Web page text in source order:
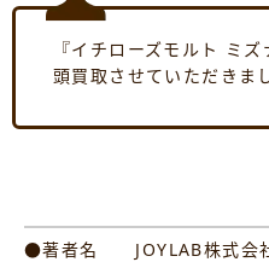
『イチローズモルト ミ
頭買取させていただきま
●著者名 JOYLAB株式会